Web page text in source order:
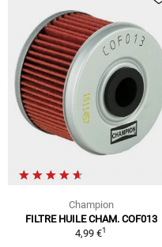
Champion
FILTRE HUILE CHAM. COF013
4,99 €1